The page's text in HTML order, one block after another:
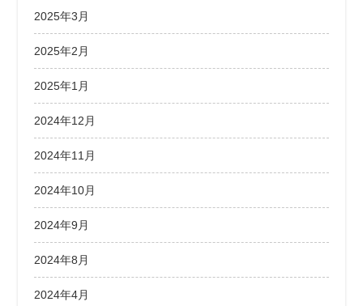
2025年3月
2025年2月
2025年1月
2024年12月
2024年11月
2024年10月
2024年9月
2024年8月
2024年4月